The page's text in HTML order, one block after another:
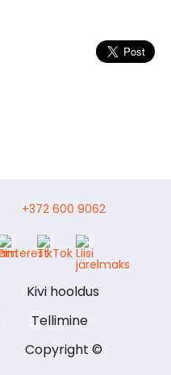
+372 600 9062
Kivi hooldus
Tellimine
Copyright ©